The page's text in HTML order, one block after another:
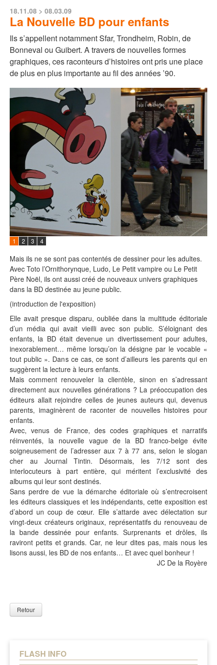
FLASH INFO
18.11.08 > 08.03.09
La Nouvelle BD pour enfants
Ils s’appellent notamment Sfar, Trondheim, Robin, de
Bonneval ou Guibert. A travers de nouvelles formes
graphiques, ces raconteurs d’histoires ont pris une place
de plus en plus importante au fil des années ’90.
1 2 3 4
Mais ils ne se sont pas contentés de dessiner pour les adultes.
Avec Toto l’Ornithorynque, Ludo, Le Petit vampire ou Le Petit
Père Noël, ils ont aussi créé de nouveaux univers graphiques
dans la BD destinée au jeune public.
(introduction de l'exposition)
Elle avait presque disparu, oubliée dans la multitude éditoriale
d’un média qui avait vieilli avec son public. S’éloignant des
enfants, la BD était devenue un divertissement pour adultes,
inexorablement… même lorsqu’on la désigne par le vocable «
tout public ». Dans ce cas, ce sont d’ailleurs les parents qui en
suggèrent la lecture à leurs enfants.
Mais comment renouveler la clientèle, sinon en s’adressant
directement aux nouvelles générations ? La préoccupation des
éditeurs allait rejoindre celles de jeunes auteurs qui, devenus
parents, imaginèrent de raconter de nouvelles histoires pour
enfants.
Avec, venus de France, des codes graphiques et narratifs
réinventés, la nouvelle vague de la BD franco-belge évite
soigneusement de l’adresser aux 7 à 77 ans, selon le slogan
cher au Journal Tintin. Désormais, les 7/12 sont des
interlocuteurs à part entière, qui méritent l’exclusivité des
albums qui leur sont destinés.
Sans perdre de vue la démarche éditoriale où s’entrecroisent
les éditeurs classiques et les indépendants, cette exposition est
d’abord un coup de cœur. Elle s’attarde avec délectation sur
vingt-deux créateurs originaux, représentatifs du renouveau de
la bande dessinée pour enfants. Surprenants et drôles, ils
raviront petits et grands. Car, ne leur dites pas, mais nous les
lisons aussi, les BD de nos enfants… Et avec quel bonheur !
JC De la Royère
Retour